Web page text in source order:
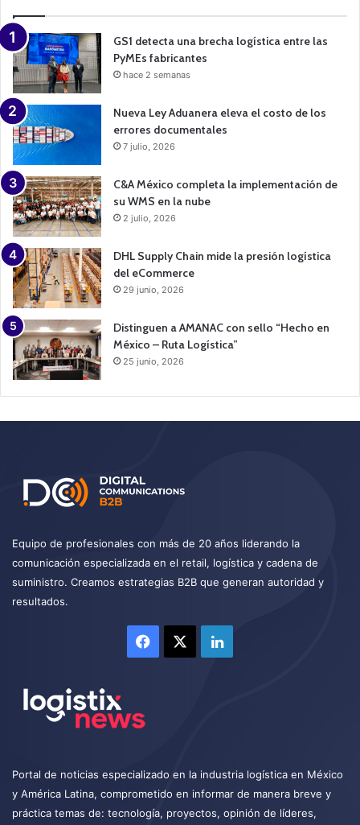
n
GS1 detecta una brecha logística entre las
PyMEs fabricantes
hace 2 semanas
Nueva Ley Aduanera eleva el costo de los
errores documentales
7 julio, 2026
C&A México completa la implementación de
su WMS en la nube
2 julio, 2026
DHL Supply Chain mide la presión logística
del eCommerce
29 junio, 2026
Distinguen a AMANAC con sello “Hecho en
México – Ruta Logística”
25 junio, 2026
Equipo de profesionales con más de 20 años liderando la
comunicación especializada en el retail, logística y cadena de
suministro. Creamos estrategias B2B que generan autoridad y
resultados.
Facebook LinkedIn
Portal de noticias especializado en la industria logística en México
y América Latina, comprometido en informar de manera breve y
práctica temas de: tecnología, proyectos, opinión de líderes,